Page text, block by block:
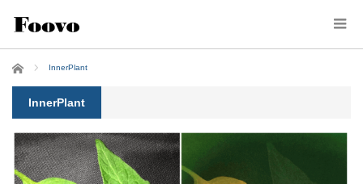
ホーム InnerPlant
InnerPlant